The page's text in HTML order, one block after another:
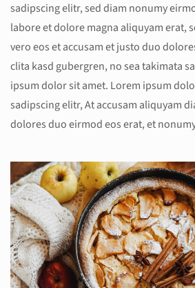
sadipscing elitr, sed diam nonumy
labore et dolore magna aliquyam erat,
vero eos et accusam et justo duo
clita kasd gubergren, no sea takimata
ipsum dolor sit amet. Lorem ipsum
sadipscing elitr, At accusam aliquyam
dolores duo eirmod eos erat, et